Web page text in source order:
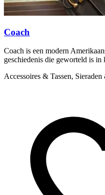
Coach
Coach is een modern
geschiedenis die geworteld is
Accessoires & Tassen,